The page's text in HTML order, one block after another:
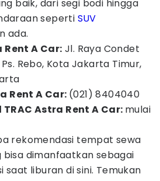
baik, dari segi bodi hingga
seperti SUV
ada.
Rent A Car: Jl. Raya Condet
Ps. Rebo, Kota Jakarta Timur,
Rent A Car: (021) 8404040
Astra Rent A Car: mulai
rekomendasi tempat sewa
dimanfaatkan sebagai
liburan di sini. Temukan